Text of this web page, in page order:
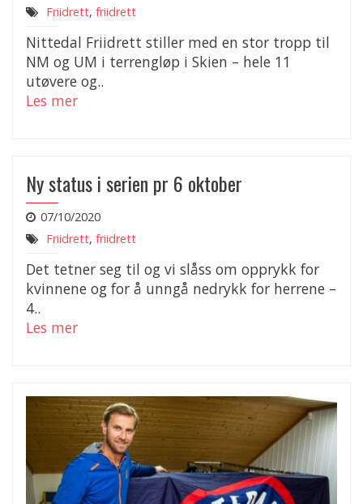
Friidrett, friidrett
Nittedal Friidrett stiller med en stor tropp til
NM og UM i terrengløp i Skien – hele 11
utøvere og..
Les mer
Ny status i serien pr 6 oktober
07/10/2020
Friidrett, friidrett
Det tetner seg til og vi slåss om opprykk for
kvinnene og for å unngå nedrykk for herrene –
4..
Les mer